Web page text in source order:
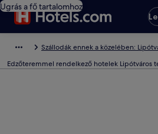
Ugrás a fő tartalomhoz
Szállodák ennek a közelében:
Edzőteremmel rendelkező hotelek Lipótváros